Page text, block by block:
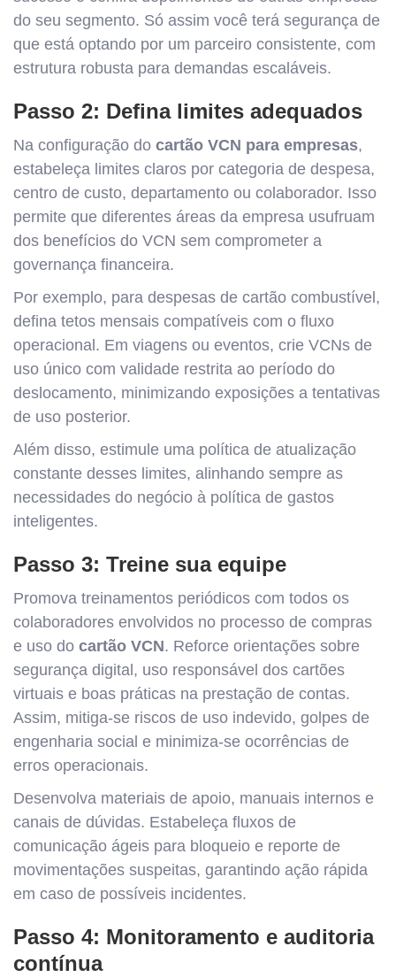
do seu segmento. Só assim você terá segurança de
que está optando por um parceiro consistente, com
estrutura robusta para demandas escaláveis.
Passo 2: Defina limites adequados
Na configuração do cartão VCN para empresas,
estabeleça limites claros por categoria de despesa,
centro de custo, departamento ou colaborador. Isso
permite que diferentes áreas da empresa usufruam
dos benefícios do VCN sem comprometer a
governança financeira.
Por exemplo, para despesas de cartão combustível,
defina tetos mensais compatíveis com o fluxo
operacional. Em viagens ou eventos, crie VCNs de
uso único com validade restrita ao período do
deslocamento, minimizando exposições a tentativas
de uso posterior.
Além disso, estimule uma política de atualização
constante desses limites, alinhando sempre as
necessidades do negócio à política de gastos
inteligentes.
Passo 3: Treine sua equipe
Promova treinamentos periódicos com todos os
colaboradores envolvidos no processo de compras
e uso do cartão VCN. Reforce orientações sobre
segurança digital, uso responsável dos cartões
virtuais e boas práticas na prestação de contas.
Assim, mitiga-se riscos de uso indevido, golpes de
engenharia social e minimiza-se ocorrências de
erros operacionais.
Desenvolva materiais de apoio, manuais internos e
canais de dúvidas. Estabeleça fluxos de
comunicação ágeis para bloqueio e reporte de
movimentações suspeitas, garantindo ação rápida
em caso de possíveis incidentes.
Passo 4: Monitoramento e auditoria
contínua